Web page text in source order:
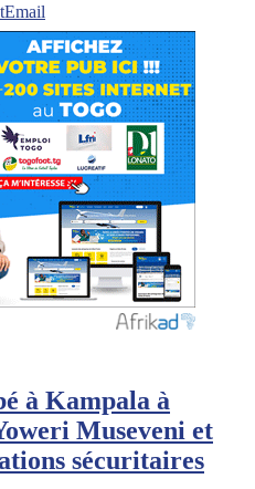
Email
à Kampala à
Museveni et
sécuritaires